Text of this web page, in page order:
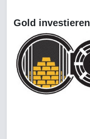
Gold investieren